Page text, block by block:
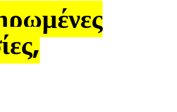
χρόνο